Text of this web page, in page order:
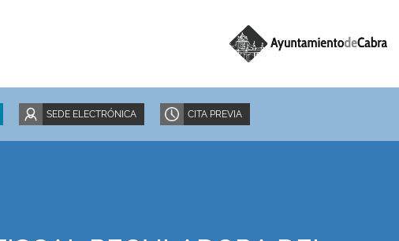
SEDE ELECTRÓNICA CITA PREVIA